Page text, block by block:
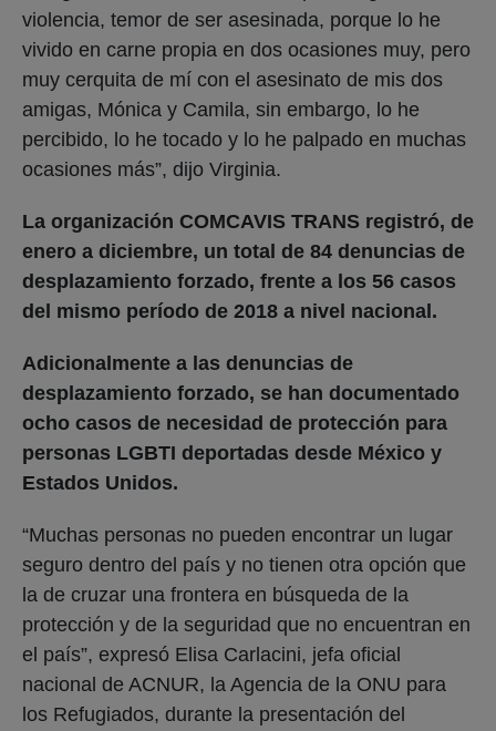
violencia, temor de ser asesinada, porque lo he
vivido en carne propia en dos ocasiones muy, pero
muy cerquita de mí con el asesinato de mis dos
amigas, Mónica y Camila, sin embargo, lo he
percibido, lo he tocado y lo he palpado en muchas
ocasiones más”, dijo Virginia.
La organización COMCAVIS TRANS registró, de
enero a diciembre, un total de 84 denuncias de
desplazamiento forzado, frente a los 56 casos
del mismo período de 2018 a nivel nacional.
Adicionalmente a las denuncias de
desplazamiento forzado, se han documentado
ocho casos de necesidad de protección para
personas LGBTI deportadas desde México y
Estados Unidos.
“Muchas personas no pueden encontrar un lugar
seguro dentro del país y no tienen otra opción que
la de cruzar una frontera en búsqueda de la
protección y de la seguridad que no encuentran en
el país”, expresó Elisa Carlacini, jefa oficial
nacional de ACNUR, la Agencia de la ONU para
los Refugiados, durante la presentación del